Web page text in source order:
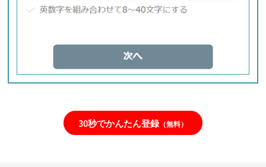
30秒でかんたん登録（無料）